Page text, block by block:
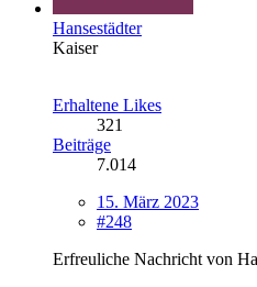
Hansestädter
Kaiser
Erhaltene Likes
321
Beiträge
7.014
15. März 2023
#248
Erfreuliche Nachricht von